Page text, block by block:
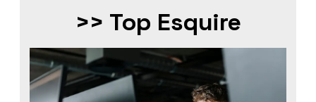
>> Top Esquire